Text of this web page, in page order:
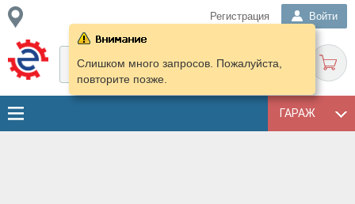
Регистрация Войти
ГАРАЖ
Слишком много запросов. Пожалуйста,
повторите позже.